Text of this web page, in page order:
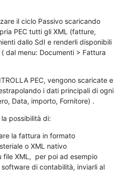
il ciclo Passivo scaricando
PEC tutti gli XML (fatture,
dallo SdI e renderli disponibili
dal menu: Documenti > Fattura
PEC, vengono scaricate e
i dati principali di ogni
Data, importo, Fornitore) .
possibilità di:
la fattura in formato
o XML nativo
file XML, per poi ad esempio
di contabilità, inviarli al